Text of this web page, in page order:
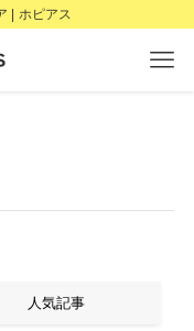
| ホピアス
人気記事